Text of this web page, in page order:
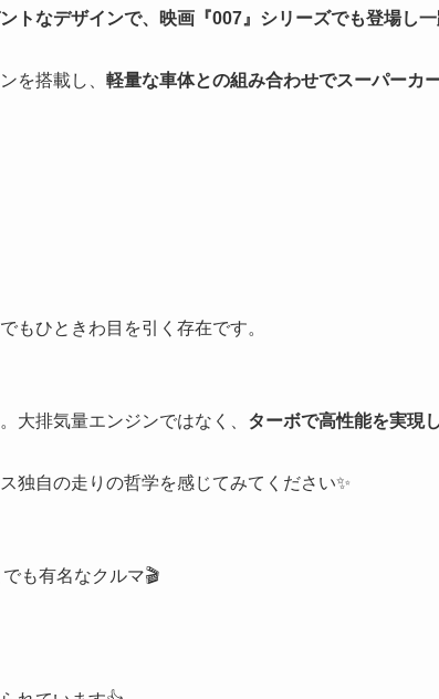
トなデザインで、映画『007』シリーズでも登場し
を搭載し、 軽量な車体との組み合わせでスーパーカ
もひときわ目を引く存在です。
。大排気量エンジンではなく、 ターボで高性能を実現
独自の走りの哲学を感じてみてください✨
も有名なクルマ🎬